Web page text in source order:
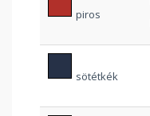
piros
sötétkék